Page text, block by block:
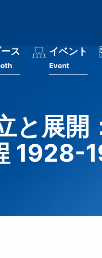
ス イベント
Event
と展
1928-